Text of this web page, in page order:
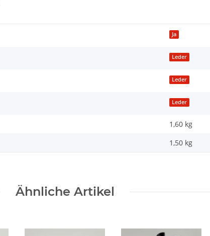
Ja
Leder
Leder
Leder
1,60 kg
1,50 kg
Ähnliche Artikel